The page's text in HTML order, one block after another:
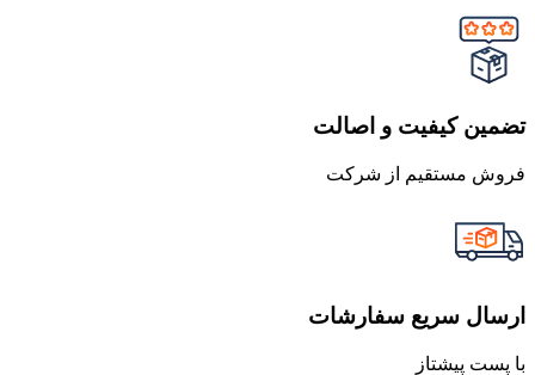
تضمین کیفیت و اصالت
فروش مستقیم از شرکت
ارسال سریع سفارشات
با پست پیشتاز